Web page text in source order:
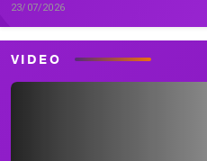
23/07/2026
VIDEO